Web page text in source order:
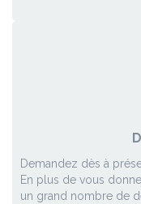
Demandez dès à
En plus de vous
un grand nombre de